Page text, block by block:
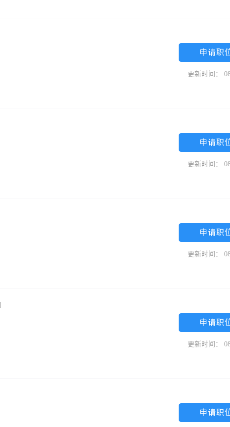
申请职
更新时间：
申请职
更新时间：
申请职
更新时间：
申请职
更新时间：
申请职